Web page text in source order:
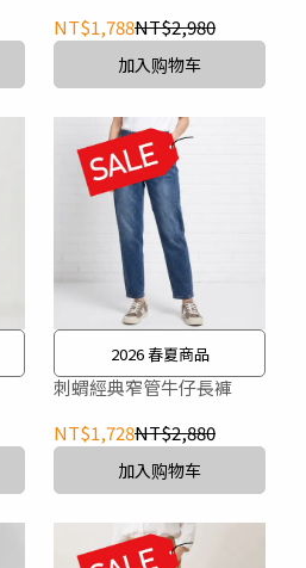
NT$1,788NT$2,980
加入购物车
2026 春夏商品
刺蝟經典窄管牛仔長褲
NT$1,728NT$2,880
加入购物车